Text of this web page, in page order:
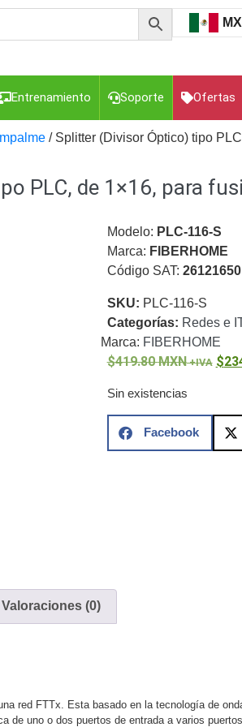
Entrenamiento Soporte Ofertas
para Computadora y Smartphones
Gabinetes de Acero para DVR y NVR
y Brackets para CámarasPartes o
Transceptores de Video
Cable Coaxial y ConectoresCables
Para Alimentación y Electricidad
RG59
Bala Codificadores y
Fisheye y HemisféricasLente Motorizado
TurboHD de 8 Canales
/ Monitores
(HDD) Memorias SD / Memorias
(SSD)
/ Splitter (Divisor Óptico) tipo
PLC, de 1×16, para
Modelo: PLC-116-S
Marca: FIBERHOME
Código SAT: 26121650
SKU: PLC-116-S
Categorías: Redes e
Marca: FIBERHOME
419.80MXN
Sin existencias
Facebook
Valoraciones (0)
red FTTx. Esta basado en la tecnología de
de uno o dos puertos de entrada a varios